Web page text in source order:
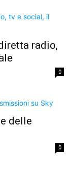
radio,
0
delle
0